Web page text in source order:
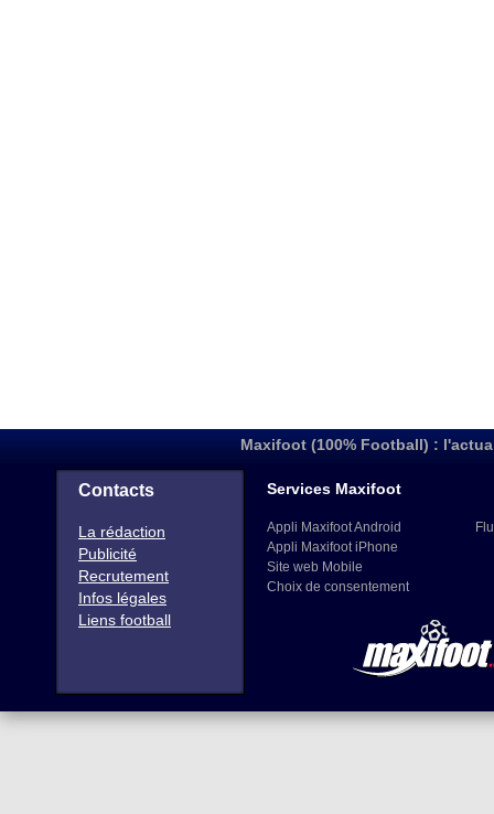
Maxifoot (100% Football) :
Contacts
La rédaction
Publicité
Recrutement
Infos légales
Liens football
Services Maxifoot
Appli Maxifoot Android
Appli Maxifoot iPhone
Site web Mobile
Choix de consentement